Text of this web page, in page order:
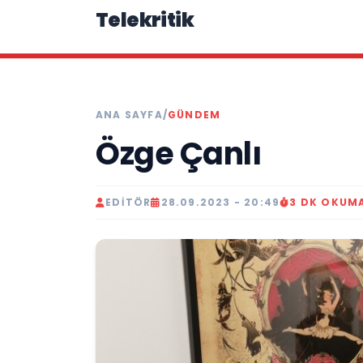
Telekritik
ANA SAYFA/GÜNDEM
Özge Çanlı
EDITÖR 28.09.2023 - 20:49 3 DK